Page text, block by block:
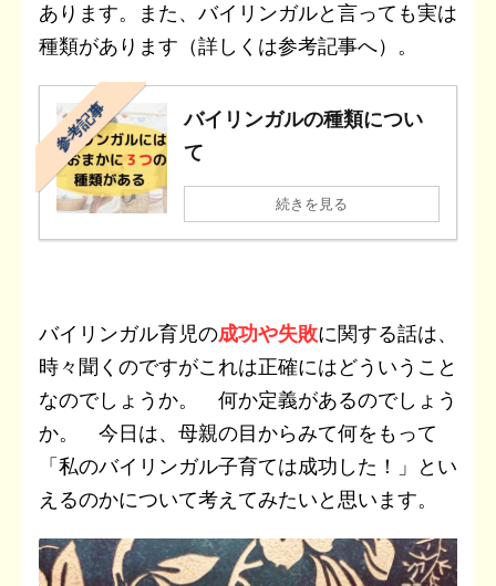
あります。また、バイリンガルと言っても実は
種類があります（詳しくは参考記事へ）。
参考記事
バイリンガルの種類につい
て
続きを見る
バイリンガル育児の成功や失敗に関する話は、
時々聞くのですがこれは正確にはどういうこと
なのでしょうか。 何か定義があるのでしょう
か。 今日は、母親の目からみて何をもって
「私のバイリンガル子育ては成功した！」とい
えるのかについて考えてみたいと思います。